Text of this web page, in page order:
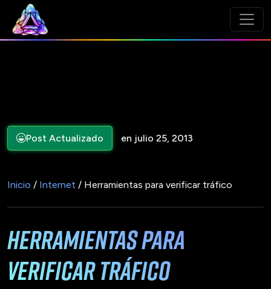
Post Actualizado en julio 25, 2013
Inicio / Internet / Herramientas para verificar tráfico
Herramientas para
verificar tráfico